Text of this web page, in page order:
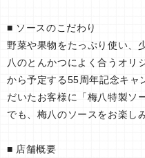
■ ソースのこだわり
野菜や果物をたっぷり使い、
八のとんかつによく合うオリ
から予定する55周年記念キャ
だいたお客様に「梅八特製ソ
でも、梅八のソースをお楽し
■ 店舗概要